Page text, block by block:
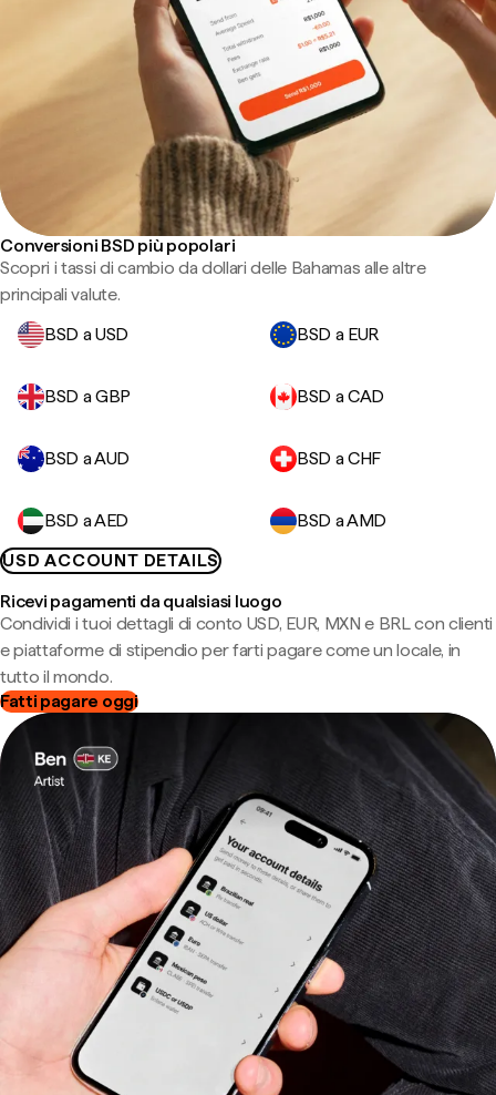
Conversioni BSD più popolari
Scopri i tassi di cambio da dollari delle Bahamas alle altre
principali valute.
BSD a USD
BSD a EUR
BSD a GBP BSD a CAD
BSD a AUD BSD a CHF
BSD a AED
BSD a AMD
USD ACCOUNT DETAILS
Ricevi pagamenti da qualsiasi luogo
Condividi i tuoi dettagli di conto USD, EUR, MXN e BRL con clienti
e piattaforme di stipendio per farti pagare come un locale, in
tutto il mondo.
Fatti pagare oggi